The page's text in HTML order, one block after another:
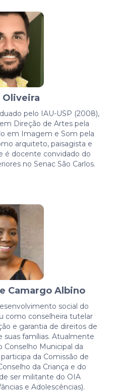
Oliveira
pelo IAU-USP (2008),
Direção de Artes pela
em Imagem e Som pela
arquiteto, paisagista e
é docente convidado do
no Senac São Carlos.
Camargo Albino
social do
como conselheira tutelar
e garantia de direitos de
suas famílias. Atualmente
Conselho Municipal da
da Comissão de
da Criança e do
ser militante do OIA
e Adolescências).